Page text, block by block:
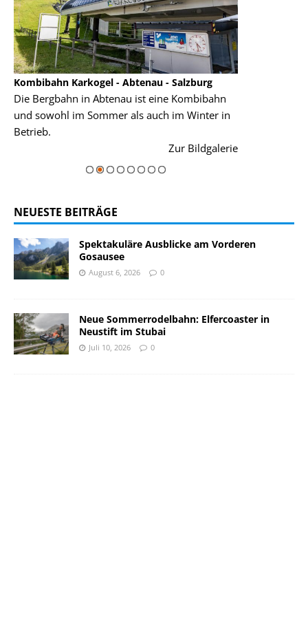
Kombibahn Karkogel - Abtenau - Salzburg
Die Bergbahn in Abtenau ist eine Kombibahn
und sowohl im Sommer als auch im Winter in
Betrieb.
Zur Bildgalerie
NEUESTE BEITRÄGE
Spektakuläre Ausblicke am Vorderen
Gosausee
August 6, 2026 0
Neue Sommerrodelbahn: Elfercoaster in
Neustift im Stubai
Juli 10, 2026 0